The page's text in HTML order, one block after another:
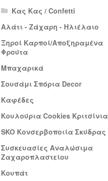
Κας Κας / Confetti
Αλάτι - Ζάχαρη - Ηλιέλαιο
Ξηροί Καρποί/Αποξηραμένα
Φρούτα
Μπαχαρικά
Σουσάμι Σπόρια Decor
Καφέδες
Κουλούρια Cookies Κριτσίνια
SKO Κονσερβοποιία Σκύδρας
Συσκευασίες Αναλώσιμα
Ζαχαροπλαστείου
Κουπάτ